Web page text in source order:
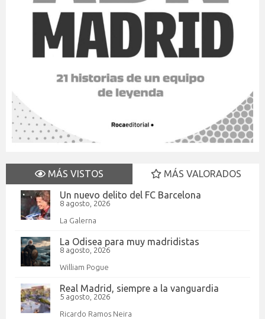
MÁS VISTOS
MÁS VALORADOS
Un nuevo delito del FC Barcelona
8 agosto, 2026
La Galerna
La Odisea para muy madridistas
8 agosto, 2026
William Pogue
Real Madrid, siempre a la vanguardia
5 agosto, 2026
Ricardo Ramos Neira